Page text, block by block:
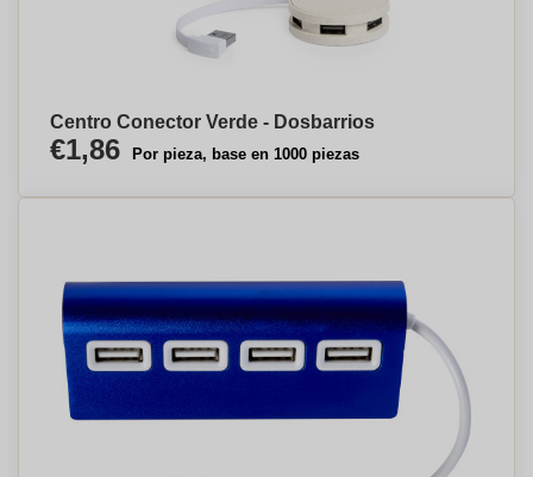
Centro Conector Verde - Dosbarrios
€1,86 Por pieza, base en 1000 piezas